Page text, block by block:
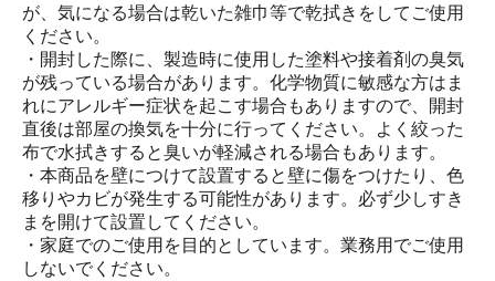
が、気になる場合は乾いた雑巾等で乾拭きをしてご使用
ください。
・開封した際に、製造時に使用した塗料や接着剤の臭気
が残っている場合があります。化学物質に敏感な方はま
れにアレルギー症状を起こす場合もありますので、開封
直後は部屋の換気を十分に行ってください。よく絞った
布で水拭きすると臭いが軽減される場合もあります。
・本商品を壁につけて設置すると壁に傷をつけたり、色
移りやカビが発生する可能性があります。必ず少しすき
まを開けて設置してください。
・家庭でのご使用を目的としています。業務用でご使用
しないでください。